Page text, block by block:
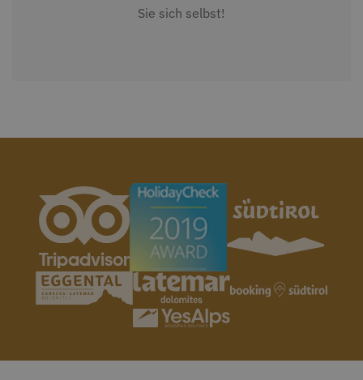
Sie sich selbst!